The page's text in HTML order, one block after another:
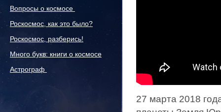
Вопросы о космосе
Роскосмос, как это было?
Роскосмос, разберись!
Много букв: книги о космосе
Астрограф
27 марта 2018